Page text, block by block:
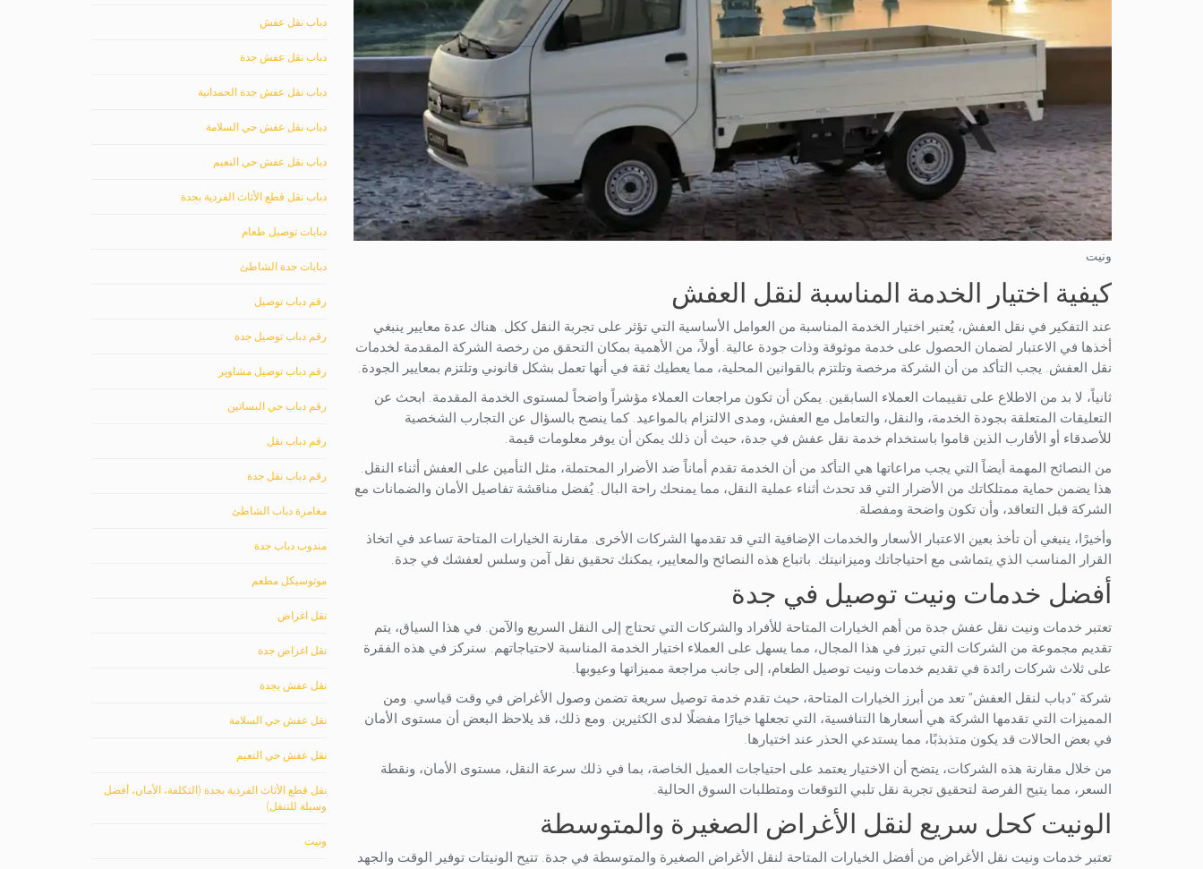
ونيت
كيفية اختيار الخدمة المناسبة لنقل العفش
عند التفكير في نقل العفش، يُعتبر اختيار الخدمة المناسبة من العوامل الأساسية التي تؤثر على تجربة النقل ككل. هناك عدة معايير ينبغي
أخذها في الاعتبار لضمان الحصول على خدمة موثوقة وذات جودة عالية. أولاً، من الأهمية بمكان التحقق من رخصة الشركة المقدمة لخدمات
نقل العفش. يجب التأكد من أن الشركة مرخصة وتلتزم بالقوانين المحلية، مما يعطيك ثقة في أنها تعمل بشكل قانوني وتلتزم بمعايير الجودة.
ثانياً، لا بد من الاطلاع على تقييمات العملاء السابقين. يمكن أن تكون مراجعات العملاء مؤشراً واضحاً لمستوى الخدمة المقدمة. ابحث عن
التعليقات المتعلقة بجودة الخدمة، والنقل، والتعامل مع العفش، ومدى الالتزام بالمواعيد. كما ينصح بالسؤال عن التجارب الشخصية
للأصدقاء أو الأقارب الذين قاموا باستخدام خدمة نقل عفش في جدة، حيث أن ذلك يمكن أن يوفر معلومات قيمة.
من النصائح المهمة أيضاً التي يجب مراعاتها هي التأكد من أن الخدمة تقدم أماناً ضد الأضرار المحتملة، مثل التأمين على العفش أثناء النقل.
هذا يضمن حماية ممتلكاتك من الأضرار التي قد تحدث أثناء عملية النقل، مما يمنحك راحة البال. يُفضل مناقشة تفاصيل الأمان والضمانات مع
الشركة قبل التعاقد، وأن تكون واضحة ومفصلة.
وأخيرًا، ينبغي أن تأخذ بعين الاعتبار الأسعار والخدمات الإضافية التي قد تقدمها الشركات الأخرى. مقارنة الخيارات المتاحة تساعد في اتخاذ
القرار المناسب الذي يتماشى مع احتياجاتك وميزانيتك. باتباع هذه النصائح والمعايير، يمكنك تحقيق نقل آمن وسلس لعفشك في جدة.
أفضل خدمات ونيت توصيل في جدة
تعتبر خدمات ونيت نقل عفش جدة من أهم الخيارات المتاحة للأفراد والشركات التي تحتاج إلى النقل السريع والآمن. في هذا السياق، يتم
تقديم مجموعة من الشركات التي تبرز في هذا المجال، مما يسهل على العملاء اختيار الخدمة المناسبة لاحتياجاتهم. سنركز في هذه الفقرة
على ثلاث شركات رائدة في تقديم خدمات ونيت توصيل الطعام، إلى جانب مراجعة مميزاتها وعيوبها.
شركة “دباب لنقل العفش” تعد من أبرز الخيارات المتاحة، حيث تقدم خدمة توصيل سريعة تضمن وصول الأغراض في وقت قياسي. ومن
المميزات التي تقدمها الشركة هي أسعارها التنافسية، التي تجعلها خيارًا مفضلًا لدى الكثيرين. ومع ذلك، قد يلاحظ البعض أن مستوى الأمان
في بعض الحالات قد يكون متذبذبًا، مما يستدعي الحذر عند اختيارها.
من خلال مقارنة هذه الشركات، يتضح أن الاختيار يعتمد على احتياجات العميل الخاصة، بما في ذلك سرعة النقل، مستوى الأمان، ونقطة
السعر، مما يتيح الفرصة لتحقيق تجربة نقل تلبي التوقعات ومتطلبات السوق الحالية.
الونيت كحل سريع لنقل الأغراض الصغيرة والمتوسطة
تعتبر خدمات ونيت نقل الأغراض من أفضل الخيارات المتاحة لنقل الأغراض الصغيرة والمتوسطة في جدة. تتيح الونيتات توفير الوقت والجهد
دباب نقل عفش
دباب نقل عفش جدة
دباب نقل عفش جدة الحمدانية
دباب نقل عفش حي السلامة
دباب نقل عفش حي النعيم
دباب نقل قطع الأثاث الفردية بجدة
دبابات توصيل طعام
دبابات جدة الشاطئ
رقم دباب توصيل
رقم دباب توصيل جدة
رقم دباب توصيل مشاوير
رقم دباب حي البساتين
رقم دباب نقل
رقم دباب نقل جدة
مغامرة دباب الشاطئ
مندوب دباب جدة
موتوسيكل مطعم
نقل اغراض
نقل اغراض جدة
نقل عفش بجدة
نقل عفش حي السلامة
نقل عفش حي النعيم
نقل قطع الأثاث الفردية بجدة (التكلفة، الأمان، أفضل
وسيلة للتنقل)
ونيت